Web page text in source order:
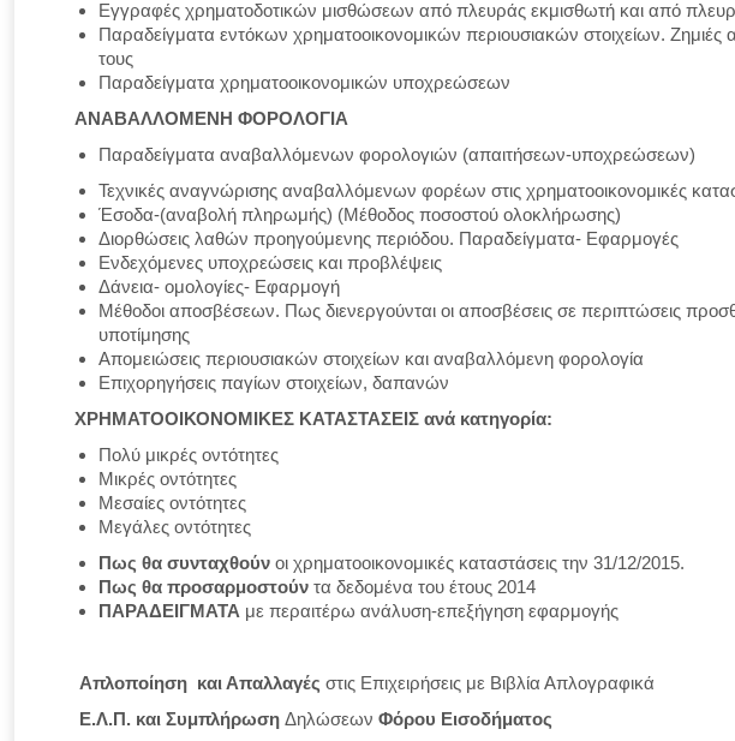
Εγγραφές χρηματοδοτικών μισθώσεων από πλευράς εκμισθωτή και από
Παραδείγματα εντόκων χρηματοοικονομικών περιουσιακών στοιχείων. Ζημιές
τους
Παραδείγματα χρηματοοικονομικών υποχρεώσεων
ΑΝΑΒΑΛΛΟΜΕΝΗ ΦΟΡΟΛΟΓΙΑ
Παραδείγματα αναβαλλόμενων φορολογιών (απαιτήσεων-υποχρεώσεων)
Τεχνικές αναγνώρισης αναβαλλόμενων φορέων στις χρηματοοικονομικές
Έσοδα-(αναβολή πληρωμής) (Μέθοδος ποσοστού ολοκλήρωσης)
Διορθώσεις λαθών προηγούμενης περιόδου. Παραδείγματα- Εφαρμογές
Ενδεχόμενες υποχρεώσεις και προβλέψεις
Δάνεια- ομολογίες- Εφαρμογή
Μέθοδοι αποσβέσεων. Πως διενεργούνται οι αποσβέσεις σε περιπτώσεις
υποτίμησης
Απομειώσεις περιουσιακών στοιχείων και αναβαλλόμενη φορολογία
Επιχορηγήσεις παγίων στοιχείων, δαπανών
ΧΡΗΜΑΤΟΟΙΚΟΝΟΜΙΚΕΣ ΚΑΤΑΣΤΑΣΕΙΣ ανά κατηγορία:
Πολύ μικρές οντότητες
Μικρές οντότητες
Μεσαίες οντότητες
Μεγάλες οντότητες
Πως θα συνταχθούν οι χρηματοοικονομικές καταστάσεις την 31/12/2015.
Πως θα προσαρμοστούν τα δεδομένα του έτους 2014
ΠΑΡΑΔΕΙΓΜΑΤΑ με περαιτέρω ανάλυση-επεξήγηση εφαρμογής
Απλοποίηση και Απαλλαγές στις Επιχειρήσεις με Βιβλία Απλογραφικά
Ε.Λ.Π. και Συμπλήρωση Δηλώσεων Φόρου Εισοδήματος